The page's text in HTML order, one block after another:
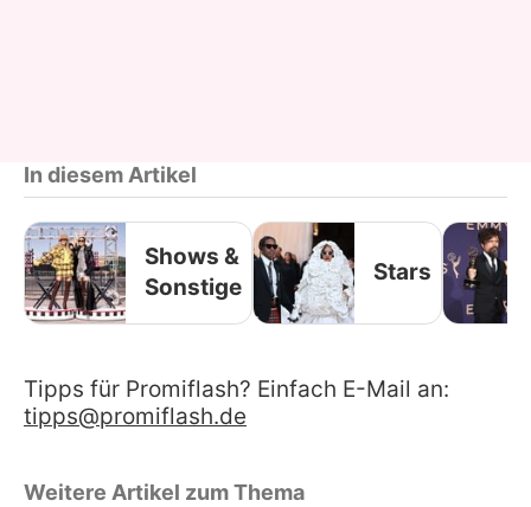
In diesem Artikel
Shows &
Sonstige
Stars
Tipps für Promiflash? Einfach E-Mail an:
tipps@promiflash.de
Weitere Artikel zum Thema